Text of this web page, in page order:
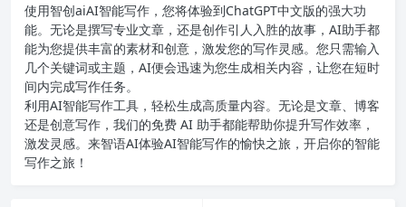
使用智创aiAI智能写作 ，您将体验到ChatGPT中文版的强大功
能。无论是撰写专业文章，还是创作引人入胜的故事，AI助手都
能为您提供丰富的素材和创意，激发您的写作灵感。您只需输入
几个关键词或主题，AI便会迅速为您生成相关内容，让您在短时
间内完成写作任务。
利用AI智能写作工具，轻松生成高质量内容。无论是文章、博客
还是创意写作，我们的免费 AI 助手都能帮助你提升写作效率，
激发灵感。来智语AI体验AI智能写作的愉快之旅，开启你的智能
写作之旅！